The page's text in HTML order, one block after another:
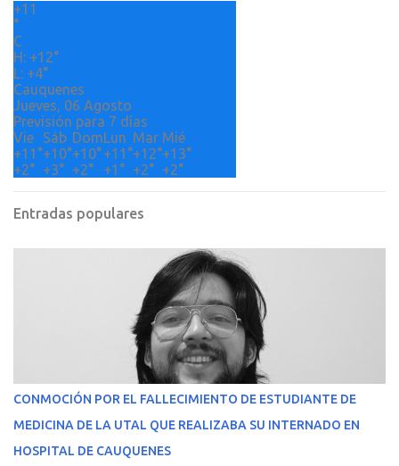
s
+11
°
C
H: +12°
L: +4°
Cauquenes
Jueves, 06 Agosto
Previsión para 7 días
Vie
Sáb DomLun Mar Mié
+11°+10°+10°+11°+12°+13°
+2° +3° +2° +1° +2° +2°
Entradas populares
CONMOCIÓN POR EL FALLECIMIENTO DE ESTUDIANTE DE
MEDICINA DE LA UTAL QUE REALIZABA SU INTERNADO EN
HOSPITAL DE CAUQUENES